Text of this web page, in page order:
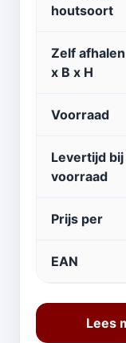
houtsoort
Zelf
x B x H
Voorraad
Levertijd
voorraad
Prijs per
EAN
Lees